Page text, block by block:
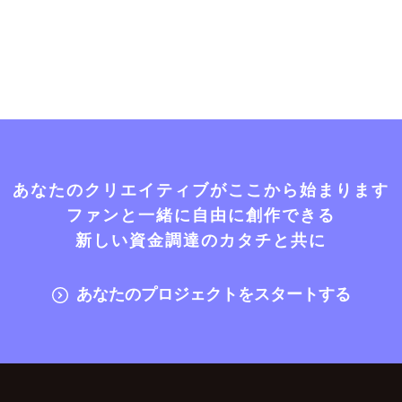
あなたのクリエイティブがここから始まります
ファンと一緒に自由に創作できる
新しい資金調達のカタチと共に
あなたのプロジェクトをスタートする